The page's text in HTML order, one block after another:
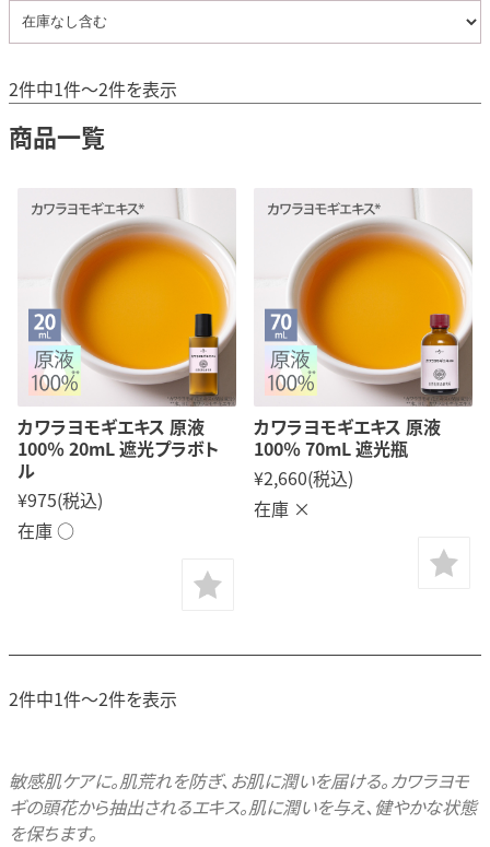
2件中1件～2件を表示
商品一覧
カワラヨモギエキス 原液
100％ 20mL 遮光プラボト
ル
¥975(税込)
在庫 ○
カワラヨモギエキス 原液
100％ 70mL 遮光瓶
¥2,660(税込)
在庫 ×
2件中1件～2件を表示
敏感肌ケアに。肌荒れを防ぎ、お肌に潤いを届ける。カワラヨモ
ギの頭花から抽出されるエキス。肌に潤いを与え、健やかな状態
を保ちます。